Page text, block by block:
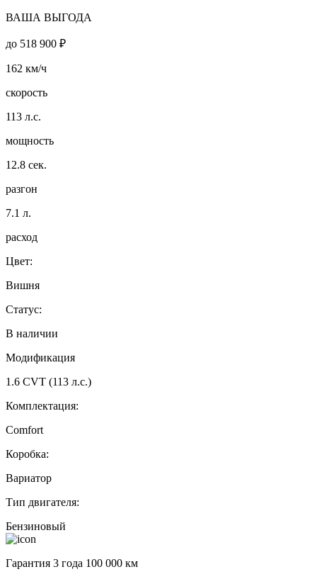
ВАША ВЫГОДА
до 518 900 ₽
162 км/ч
скорость
113 л.с.
мощность
12.8 сек.
разгон
7.1 л.
расход
Цвет:
Вишня
Статус:
В наличии
Модификация
1.6 CVT (113 л.с.)
Комплектация:
Comfort
Коробка:
Вариатор
Тип двигателя:
Бензиновый
Гарантия 3 года 100 000 км